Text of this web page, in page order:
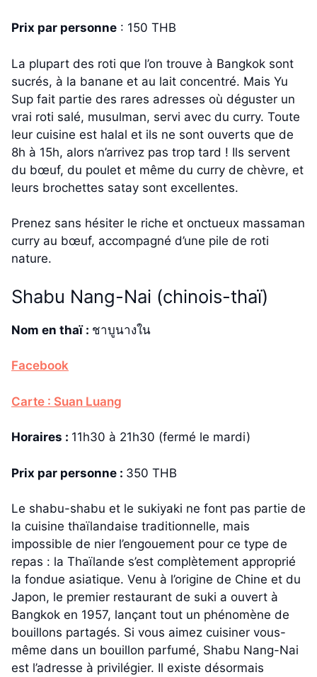
Prix par personne : 150 THB
La plupart des roti que l’on trouve à Bangkok sont
sucrés, à la banane et au lait concentré. Mais Yu
Sup fait partie des rares adresses où déguster un
vrai roti salé, musulman, servi avec du curry. Toute
leur cuisine est halal et ils ne sont ouverts que de
8h à 15h, alors n’arrivez pas trop tard ! Ils servent
du bœuf, du poulet et même du curry de chèvre, et
leurs brochettes satay sont excellentes.
Prenez sans hésiter le riche et onctueux massaman
curry au bœuf, accompagné d’une pile de roti
nature.
Shabu Nang-Nai (chinois-thaï)
Nom en thaï : ชาบูนางใน
Facebook
Carte : Suan Luang
Horaires : 11h30 à 21h30 (fermé le mardi)
Prix par personne : 350 THB
Le shabu-shabu et le sukiyaki ne font pas partie de
la cuisine thaïlandaise traditionnelle, mais
impossible de nier l’engouement pour ce type de
repas : la Thaïlande s’est complètement approprié
la fondue asiatique. Venu à l’origine de Chine et du
Japon, le premier restaurant de suki a ouvert à
Bangkok en 1957, lançant tout un phénomène de
bouillons partagés. Si vous aimez cuisiner vous-
même dans un bouillon parfumé, Shabu Nang-Nai
est l’adresse à privilégier. Il existe désormais